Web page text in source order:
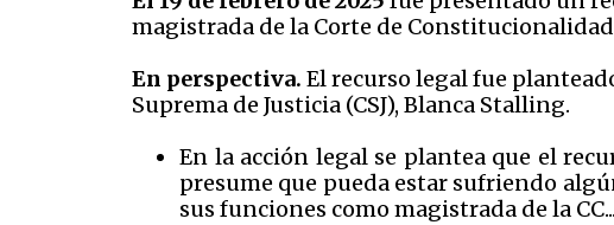
magistrada de la Corte de Constitucionalidad
En perspectiva. El recurso legal fue
Suprema de Justicia (CSJ), Blanca Stalling.
En la acción legal se plantea que el
presume que pueda estar sufriendo
sus funciones como magistrada de la